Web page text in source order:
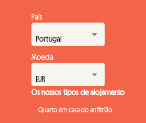
País
Moeda
Os nossos tipos de alojamento
Quarto em casa do anfitrião